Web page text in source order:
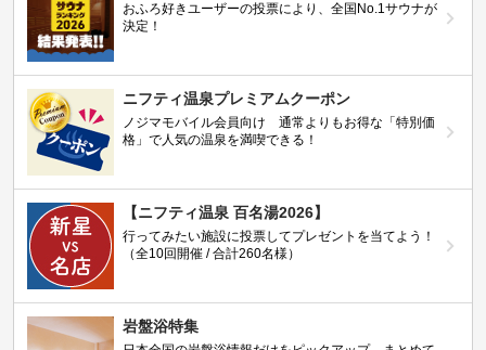
おふろ好きユーザーの投票により、全国No.1サウナが
決定！
ニフティ温泉プレミアムクーポン
ノジマモバイル会員向け 通常よりもお得な「特別価
格」で人気の温泉を満喫できる！
【ニフティ温泉 百名湯2026】
行ってみたい施設に投票してプレゼントを当てよう！
（全10回開催 / 合計260名様）
岩盤浴特集